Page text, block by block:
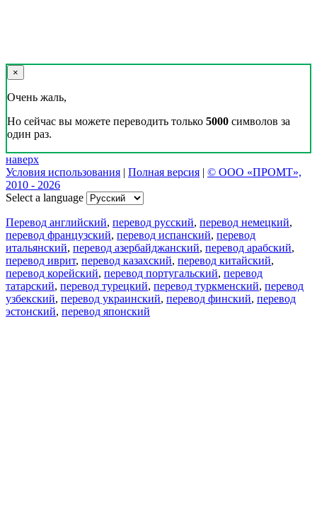
×
Очень жаль,
Но сейчас вы можете переводить только 5000 символов за
один раз.
наверх
Условия использования | Полная версия | © ООО «ПРОМТ»,
2010 - 2026
Select a language
Перевод английский, перевод русский, перевод немецкий,
перевод французский, перевод испанский, перевод
итальянский, перевод азербайджанский, перевод арабский,
перевод иврит, перевод казахский, перевод китайский,
перевод корейский, перевод португальский, перевод
татарский, перевод турецкий, перевод туркменский, перевод
узбекский, перевод украинский, перевод финский, перевод
эстонский, перевод японский